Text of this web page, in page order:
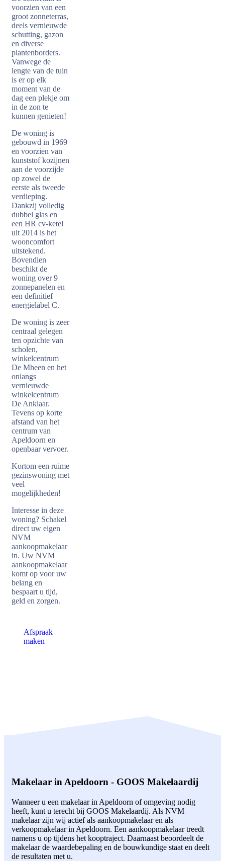
voorzien van een
groot zonneterras,
deels vernieuwde
schutting, gazon
en diverse
plantenborders.
Vanwege de
lengte van de tuin
is er op elk
moment van de
dag een plekje om
in de zon te
kunnen genieten!
De woning is
gebouwd in 1969
en voorzien van
kunststof kozijnen
aan de voorzijde
op zowel de
eerste als tweede
verdieping.
Dankzij volledig
dubbel glas en
een HR cv-ketel
uit 2014 is het
wooncomfort
uitstekend.
Bovendien
beschikt de
woning over 9
zonnepanelen en
een definitief
energielabel C.
De woning is zeer
centraal gelegen
ten opzichte van
scholen,
winkelcentrum
De Mheen en het
onlangs
vernieuwde
winkelcentrum
De Anklaar.
Tevens op korte
afstand van het
centrum van
Apeldoorn en
openbaar vervoer.
Kortom een ruime
gezinswoning met
veel
mogelijkheden!
Interesse in deze
woning? Schakel
direct uw eigen
NVM
aankoopmakelaar
in. Uw NVM
aankoopmakelaar
komt op voor uw
belang en
bespaart u tijd,
geld en zorgen.
Afspraak
maken
Makelaar in Apeldoorn - GOOS Makelaardij
Wanneer u een makelaar in Apeldoorn of omgeving nodig
heeft, kunt u terecht bij GOOS Makelaardij. Als NVM
makelaar zijn wij actief als aankoopmakelaar en als
verkoopmakelaar in Apeldoorn. Een aankoopmakelaar treedt
namens u op tijdens het kooptraject. Daarnaast beoordeelt de
makelaar de waardebepaling en de bouwkundige staat en deelt
de resultaten met u.